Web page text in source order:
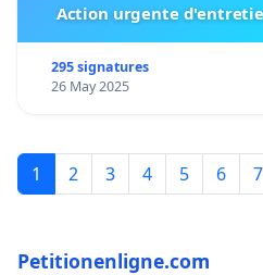
Action urgente
295 signatures
26 May 2025
1 2 3 4 5 6 7
Petitionenligne.com